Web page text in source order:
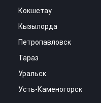
Кокшетау
Кызылорда
Петропавловск
Тараз
Уральск
Усть-Каменогорск